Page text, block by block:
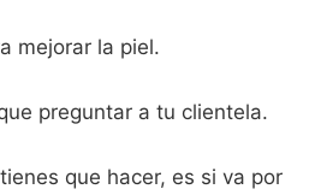
mejorar la piel.
preguntar a tu clientela.
que hacer, es si va por